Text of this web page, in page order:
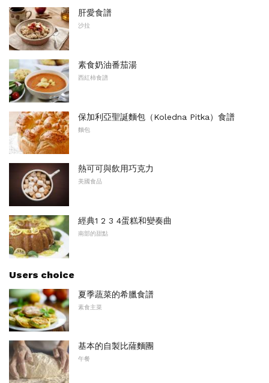
肝愛食譜
沙拉
素食奶油番茄湯
西紅柿食譜
保加利亞聖誕麵包（Koledna Pitka）食譜
麵包
熱可可與飲用巧克力
美國食品
經典1 2 3 4蛋糕和變奏曲
南部的甜點
Users choice
夏季蔬菜的希臘食譜
素食主菜
基本的自製比薩麵團
午餐